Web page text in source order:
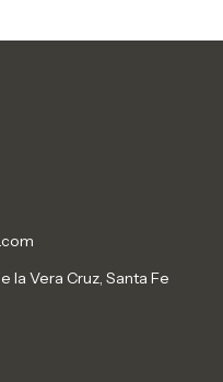
la Vera Cruz, Santa Fe